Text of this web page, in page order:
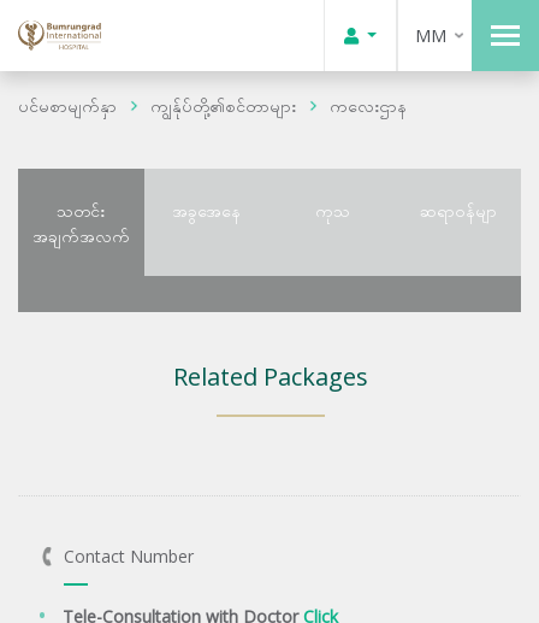
MM
ပင်မစာမျက်နှာ ကျွန်ုပ်တို့၏စင်တာများ ကလေးဌာန
သတင်း
အချက်အလက်
အခွအေနေ ကုသ ဆရာဝန်မျာ
Related Packages
Contact Number
Tele-Consultation with DoctorClick